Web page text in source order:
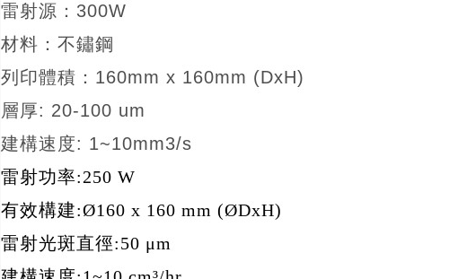
雷射源：300W
材料：不鏽鋼
列印體積：160mm x 160mm (DxH)
層厚: 20-100 um
建構速度: 1~10mm3/s
雷射功率:250 W
有效構建:Ø160 x 160 mm (ØDxH)
雷射光斑直徑:50 μm